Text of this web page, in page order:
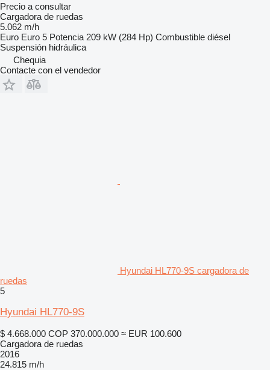
Precio a consultar
Cargadora de ruedas
5.062 m/h
Euro Euro 5 Potencia 209 kW (284 Hp) Combustible diésel
Suspensión hidráulica
Chequia
Contacte con el vendedor
Hyundai HL770-9S cargadora de
ruedas
5
Hyundai HL770-9S
$ 4.668.000 COP 370.000.000 ≈ EUR 100.600
Cargadora de ruedas
2016
24.815 m/h